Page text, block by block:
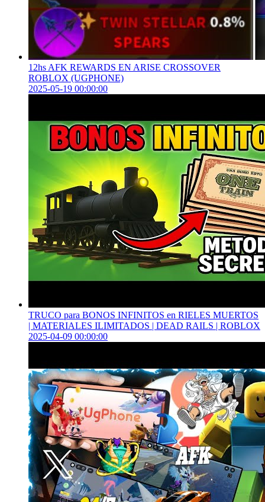
12hs AFK REWARDS EN ARISE CROSSOVER
ROBLOX (UGPHONE)
2025-05-19 00:00:00
TRUCO para BONOS INFINITOS en RIELES MUERTOS
| MATERIALES ILIMITADOS | DEAD RAILS | ROBLOX
2025-04-09 00:00:00